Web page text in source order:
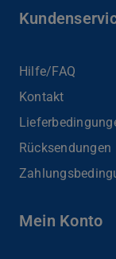
Hilfe/FAQ
Kontakt
Rücksendungen
Mein Konto